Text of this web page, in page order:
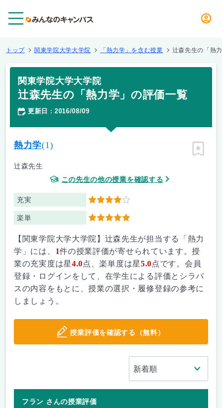
トップ 関東学院大学大学院 「熱力学」を含む授業 辻森先生の「熱
関東学院大学大学院
辻森先生の「熱力学」の評価一覧
更新日 ： 2016/08/09
熱力学(1)
辻森先生
この先生の他の授業を確認する
充実 4
楽単 5
ピン留
【関東学院大学大学院】辻森先生が担当する「熱力
学」には、 1件の授業評価が寄せられています。授
業の充実度は星4.0点、楽単度は星5.0点です。会員
登録・ログインをして、在学生による評価とシラバ
スの内容をもとに、授業の選択・履修登録の参考に
しましょう。
授業評価を確認する（無料）
フラン さんの授業評価